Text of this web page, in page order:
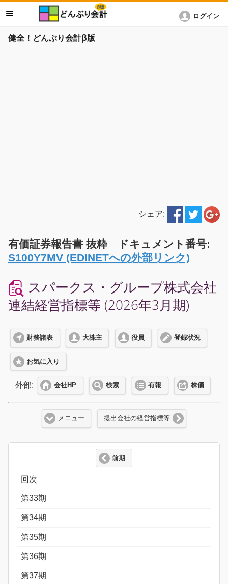
健全！どんぶり会計β版
ログイン
シェア:
有価証券報告書 抜粋 ドキュメント番号:
S100Y7MV (EDINETへの外部リンク)
スパークス・グループ株式会社
連結経営指標等 (2026年3月期)
財務諸表 大株主 役員 登録状況
お気に入り
外部: 会社HP 検索 有報 株価
メニュー 提出会社の経営指標等
前期
回次
第33期
第34期
第35期
第36期
第37期